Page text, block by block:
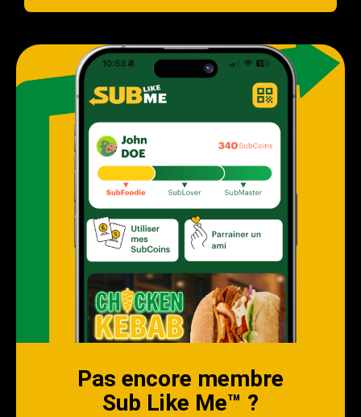
Pas encore membre
Sub Like Me™ ?